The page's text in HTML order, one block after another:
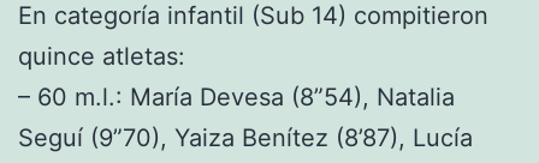
En categoría infantil (Sub 14) compitieron
quince atletas:
– 60 m.l.: María Devesa (8”54), Natalia
Seguí (9”70), Yaiza Benítez (8’87), Lucía